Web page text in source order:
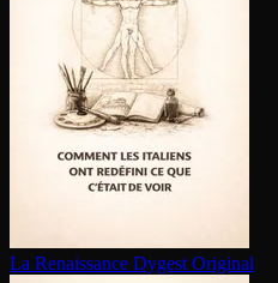
La Renaissance Dygest Original